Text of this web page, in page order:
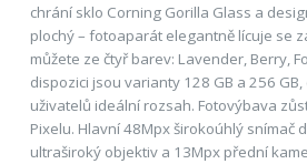
chrání sklo Corning Gorilla Glass a
plochý – fotoaparát elegantně lícuje se
můžete ze čtyř barev: Lavender, Berry,
dispozici jsou varianty 128 GB a 256 GB,
uživatelů ideální rozsah. Fotovýbava
Pixelu. Hlavní 48Mpx širokoúhlý snímač
ultraširoký objektiv a 13Mpx přední